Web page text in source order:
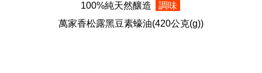
100%純天然釀造
調味
萬家香松露黑豆素蠔油(420公克(g))